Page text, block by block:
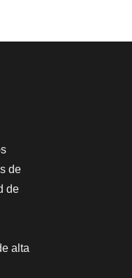
de
de
alta